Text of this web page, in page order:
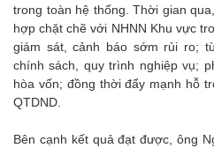
trong toàn hệ thống. Thời gian
hợp chặt chẽ với NHNN Khu vực
giám sát, cảnh báo sớm rủi ro;
chính sách, quy trình nghiệp vụ;
hòa vốn; đồng thời đẩy mạnh hỗ
QTDND.
Bên cạnh kết quả đạt được, ông